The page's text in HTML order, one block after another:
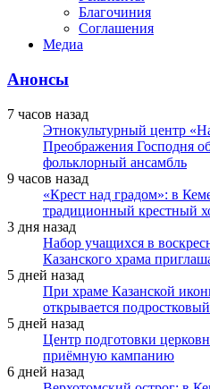
Благочиния
Соглашения
Медиа
Анонсы
7 часов назад
Этнокультурный центр
Преображения Господня
фольклорный ансамбль
9 часов назад
«Крест над градом»: в
традиционный крестный
3 дня назад
Набор учащихся в
Казанского храма
5 дней назад
При храме Казанской
открывается
5 дней назад
Центр подготовки
приёмную кампанию
6 дней назад